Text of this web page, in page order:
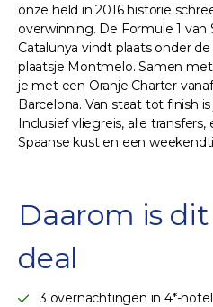
onze held in 2016 historie
overwinning. De Formule 1
Catalunya vindt plaats onder
plaatsje Montmelo. Samen
je met een Oranje Charter
Barcelona. Van staat tot finish
Inclusief vliegreis, alle
Spaanse kust en een
Daarom is
deal
3 overnachtingen in 4*-